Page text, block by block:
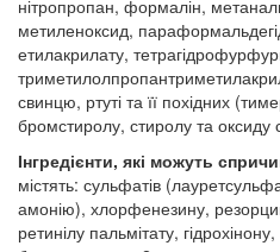
нітропропан, формалін,
метиленоксид,
етилакрилату,
свинцю, ртуті та її похідних
бромстиролу, стиролу та оксиду
Інгредієнти, які можуть
містять: сульфатів
амонію), хлорфенезину,
ретинілу пальмітату,